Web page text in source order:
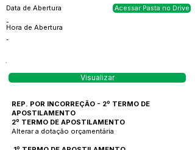
Data de Abertura
-
Hora de Abertura
-
Acessar Pasta no Drive
Visualizar
REP. POR INCORREÇÃO - 2º TERMO DE
APOSTILAMENTO
2º TERMO DE APOSTILAMENTO
Alterar a dotação orçamentária